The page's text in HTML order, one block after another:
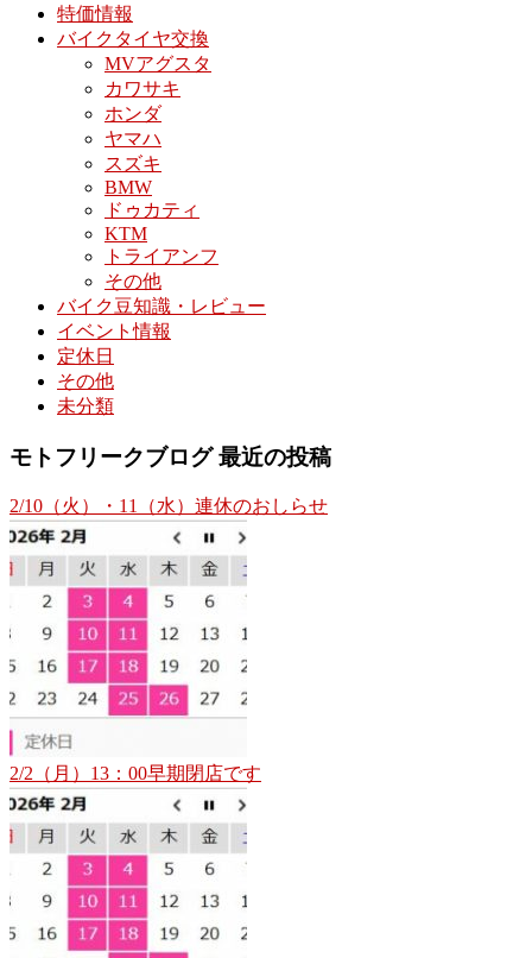
特価情報
バイクタイヤ交換
MVアグスタ
カワサキ
ホンダ
ヤマハ
スズキ
BMW
ドゥカティ
KTM
トライアンフ
その他
バイク豆知識・レビュー
イベント情報
定休日
その他
未分類
モトフリークブログ 最近の投稿
2/10（火）・11（水）連休のおしらせ
2/2（月）13：00早期閉店です